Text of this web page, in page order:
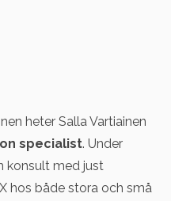
heter Salla Vartiainen
specialist. Under
konsult med just
hos både stora och små